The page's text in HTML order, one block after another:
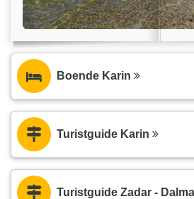
Boende Karin
Turistguide Karin
Turistguide Zadar -